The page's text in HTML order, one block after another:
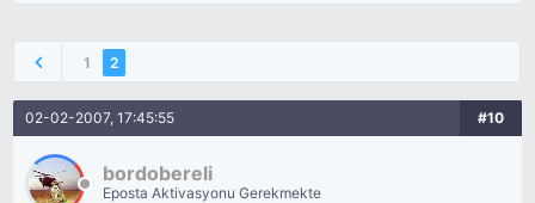
1 2
02-02-2007, 17:45:55 #10
bordobereli
Eposta Aktivasyonu Gerekmekte